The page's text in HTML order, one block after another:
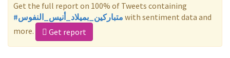
Get the full report on 100% of Tweets containing
#متباركين_بميلاد_أنيس_النفوس with sentiment data and
more.
Get report